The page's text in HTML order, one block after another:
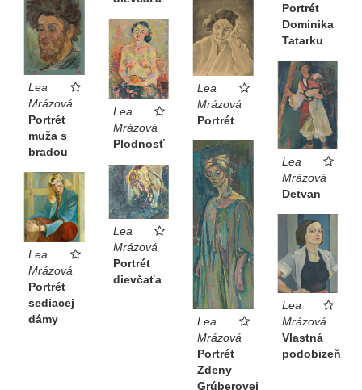
Portrét
Dominika
Tatarku
Lea
Mrázová
Portrét
muža s
bradou
Lea
Mrázová
Portrét
Lea
Mrázová
Plodnosť
Lea
Mrázová
Detvan
Lea
Mrázová
Portrét
Zdeny
Grúberovej
Lea
Mrázová
Portrét
dievčaťa
Lea
Mrázová
Portrét
sediacej
dámy
Lea
Mrázová
Vlastná
podobizeň